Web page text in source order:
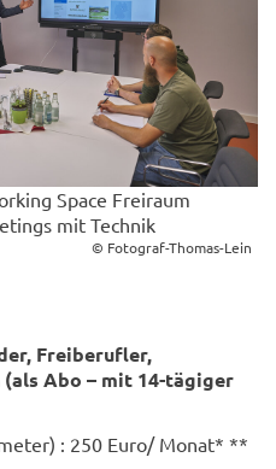
© Fotograf-Thomas-Lein
Space Freiraum
mit Technik
Freiberufler,
(als Abo – mit 14-tägiger
: 250 Euro/ Monat* **